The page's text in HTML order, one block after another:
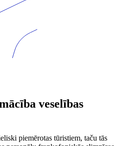
veselības
piemērotas tūristiem, taču tās